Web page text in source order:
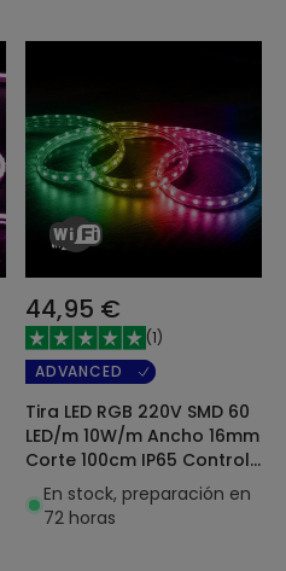
44,95 €
(1)
ADVANCED
Tira LED RGB 220V SMD 60
LED/m 10W/m Ancho 16mm
Corte 100cm IP65 Control
WiFiEn stock, preparación en
72 horas